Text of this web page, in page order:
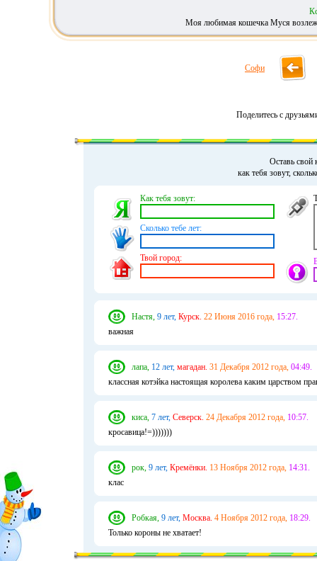
Моя любимая кошечка Муся
Софи
Поделитесь с
Оставь свой
как тебя зовут,
Как тебя зовут:
Сколько тебе лет:
Твой город:
Настя, 9 лет, Курск. 22 Июня 2016 года, 15:27.
важная
лапа, 12 лет, магадан. 31 Декабря 2012 года, 04:49.
классная котэйка настоящая королева каким царством
киса, 7 лет, Северск. 24 Декабря 2012 года, 10:57.
кросавица!=)))))))
рок, 9 лет, Кремёнки. 13 Ноября 2012 года, 14:31.
клас
Робкая, 9 лет, Москва. 4 Ноября 2012 года, 18:29.
Только короны не хватает!